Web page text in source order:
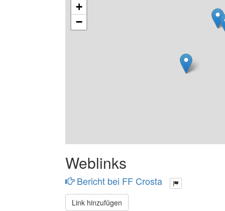
+
−
Weblinks
Bericht bei FF Crosta
Link hinzufügen